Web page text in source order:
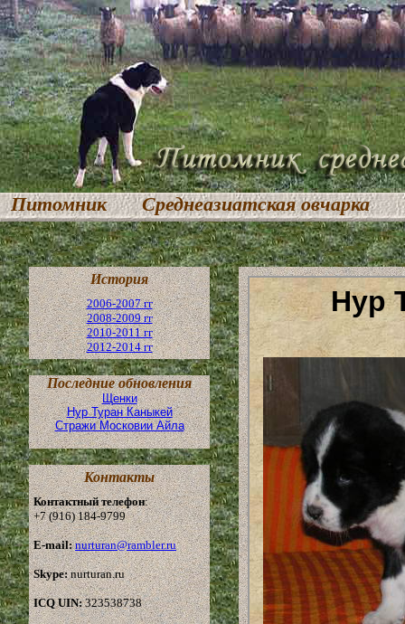
Питомник Среднеазиатская овчарка
История
2006-2007 гг
2008-2009 гг
2010-2011 гг
2012-2014 гг
Последние обновления
Щенки
Нур Туран Каныкей
Стражи Московии Айла
Контакты
Контактный телефон:
+7 (916) 184-9799
E-mail: nurturan@rambler.ru
Skype:nurturan.ru
ICQ UIN:323538738